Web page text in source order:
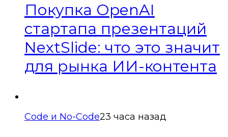
Покупка OpenAI
стартапа презентаций
NextSlide: что это значит
для рынка ИИ-контента
Code и No-Code23 часа назад